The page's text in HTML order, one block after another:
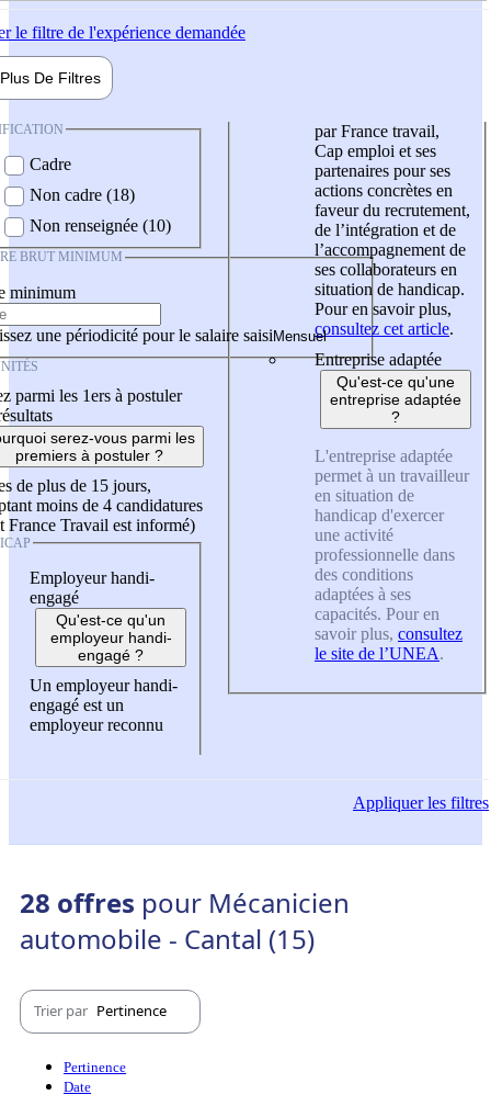
le filtre de l'expérience demandée
Plus De Filtres
Cadre
Non cadre (18)
Non renseignée (10)
BRUT MINIMUM
minimum
une périodicité pour le salaire saisi
parmi les 1ers à postuler
serez-vous parmi les
premiers à postuler ?
de plus de 15 jours,
moins de 4 candidatures
France Travail est informé)
Employeur handi-
engagé
Qu'est-ce qu'un
employeur handi-
engagé ?
Un employeur handi-
engagé est un
employeur reconnu
par France travail,
Cap emploi et ses
partenaires pour ses
actions concrètes en
faveur du recrutement,
de l’intégration et de
l’accompagnement de
ses collaborateurs en
situation de handicap.
Pour en savoir plus,
consultez cet article.
Entreprise adaptée
Qu'est-ce qu'une
entreprise adaptée
?
L'entreprise adaptée
permet à un travailleur
en situation de
handicap d'exercer
une activité
professionnelle dans
des conditions
adaptées à ses
capacités. Pour en
savoir plus, consultez
le site de l’UNEA.
Appliquerles filtres
28 offres pour Mécanicien
automobile - Cantal (15)
Trier par Pertinence
Pertinence
Date